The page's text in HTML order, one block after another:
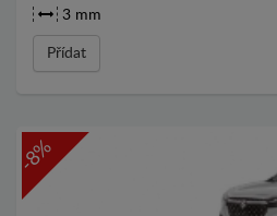
3 mm
Přídat
-8%